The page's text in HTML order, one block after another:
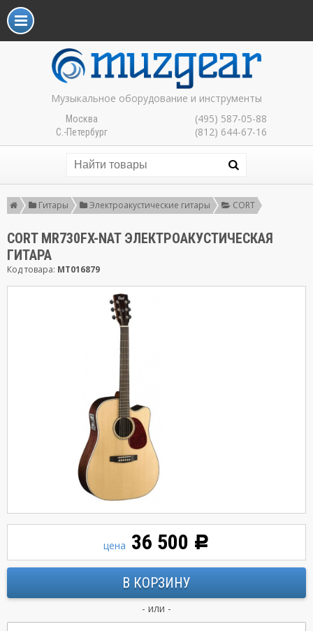
Музыкальное оборудование и инструменты
Москва (495) 587-05-88
С.-Петербург (812) 644-67-16
Гитары Электроакустические гитары CORT
CORT MR730FX-NAT ЭЛЕКТРОАКУСТИЧЕСКАЯ
ГИТАРА
Код товара: MT016879
цена 36 500 Р
- или -